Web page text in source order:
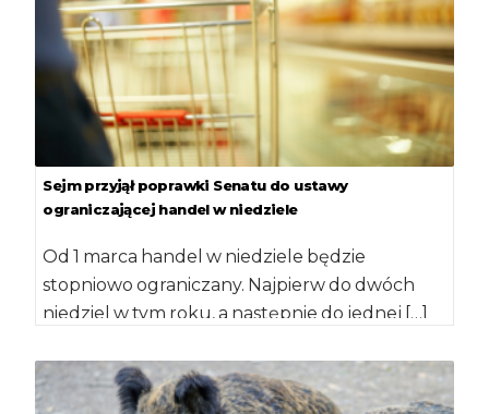
Sejm przyjął poprawki Senatu do ustawy
ograniczającej handel w niedziele
Od 1 marca handel w niedziele będzie
stopniowo ograniczany. Najpierw do dwóch
niedziel w tym roku, a następnie do jednej […]